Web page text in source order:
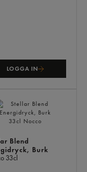
LOGGA IN
Blend
Burk
33cl